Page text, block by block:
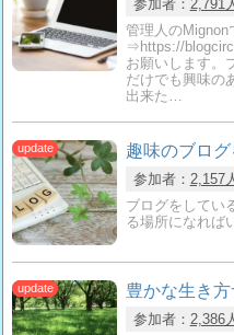
参加者： 2,791
管理人のMignon
⇒https://
お願いします。
だけでも興味の
出来た…
趣味のブロ
参加者： 2,157
ブログをしてい
る場所になれば
豊かな生き
参加者： 2,386